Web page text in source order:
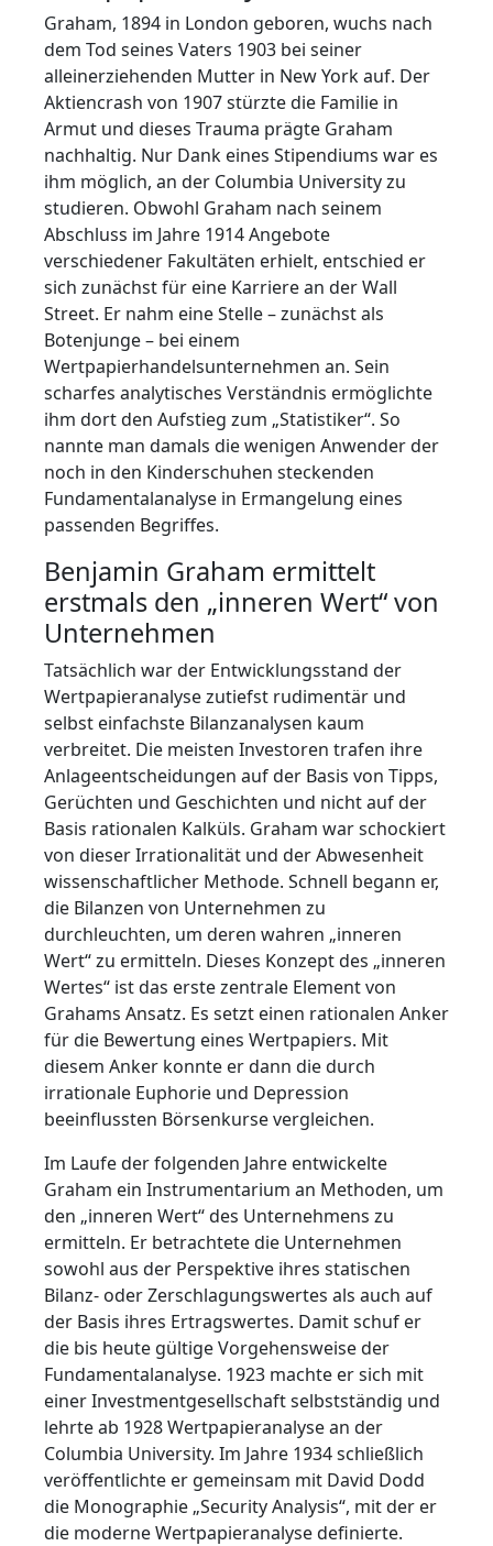
Graham, 1894 in London geboren, wuchs nach
dem Tod seines Vaters 1903 bei seiner
alleinerziehenden Mutter in New York auf. Der
Aktiencrash von 1907 stürzte die Familie in
Armut und dieses Trauma prägte Graham
nachhaltig. Nur Dank eines Stipendiums war es
ihm möglich, an der Columbia University zu
studieren. Obwohl Graham nach seinem
Abschluss im Jahre 1914 Angebote
verschiedener Fakultäten erhielt, entschied er
sich zunächst für eine Karriere an der Wall
Street. Er nahm eine Stelle – zunächst als
Botenjunge – bei einem
Wertpapierhandelsunternehmen an. Sein
scharfes analytisches Verständnis ermöglichte
ihm dort den Aufstieg zum „Statistiker“. So
nannte man damals die wenigen Anwender der
noch in den Kinderschuhen steckenden
Fundamentalanalyse in Ermangelung eines
passenden Begriffes.
Benjamin Graham ermittelt
erstmals den „inneren Wert“ von
Unternehmen
Tatsächlich war der Entwicklungsstand der
Wertpapieranalyse zutiefst rudimentär und
selbst einfachste Bilanzanalysen kaum
verbreitet. Die meisten Investoren trafen ihre
Anlageentscheidungen auf der Basis von Tipps,
Gerüchten und Geschichten und nicht auf der
Basis rationalen Kalküls. Graham war schockiert
von dieser Irrationalität und der Abwesenheit
wissenschaftlicher Methode. Schnell begann er,
die Bilanzen von Unternehmen zu
durchleuchten, um deren wahren „inneren
Wert“ zu ermitteln. Dieses Konzept des „inneren
Wertes“ ist das erste zentrale Element von
Grahams Ansatz. Es setzt einen rationalen Anker
für die Bewertung eines Wertpapiers. Mit
diesem Anker konnte er dann die durch
irrationale Euphorie und Depression
beeinflussten Börsenkurse vergleichen.
Im Laufe der folgenden Jahre entwickelte
Graham ein Instrumentarium an Methoden, um
den „inneren Wert“ des Unternehmens zu
ermitteln. Er betrachtete die Unternehmen
sowohl aus der Perspektive ihres statischen
Bilanz- oder Zerschlagungswertes als auch auf
der Basis ihres Ertragswertes. Damit schuf er
die bis heute gültige Vorgehensweise der
Fundamentalanalyse. 1923 machte er sich mit
einer Investmentgesellschaft selbstständig und
lehrte ab 1928 Wertpapieranalyse an der
Columbia University. Im Jahre 1934 schließlich
veröffentlichte er gemeinsam mit David Dodd
die Monographie „Security Analysis“, mit der er
die moderne Wertpapieranalyse definierte.